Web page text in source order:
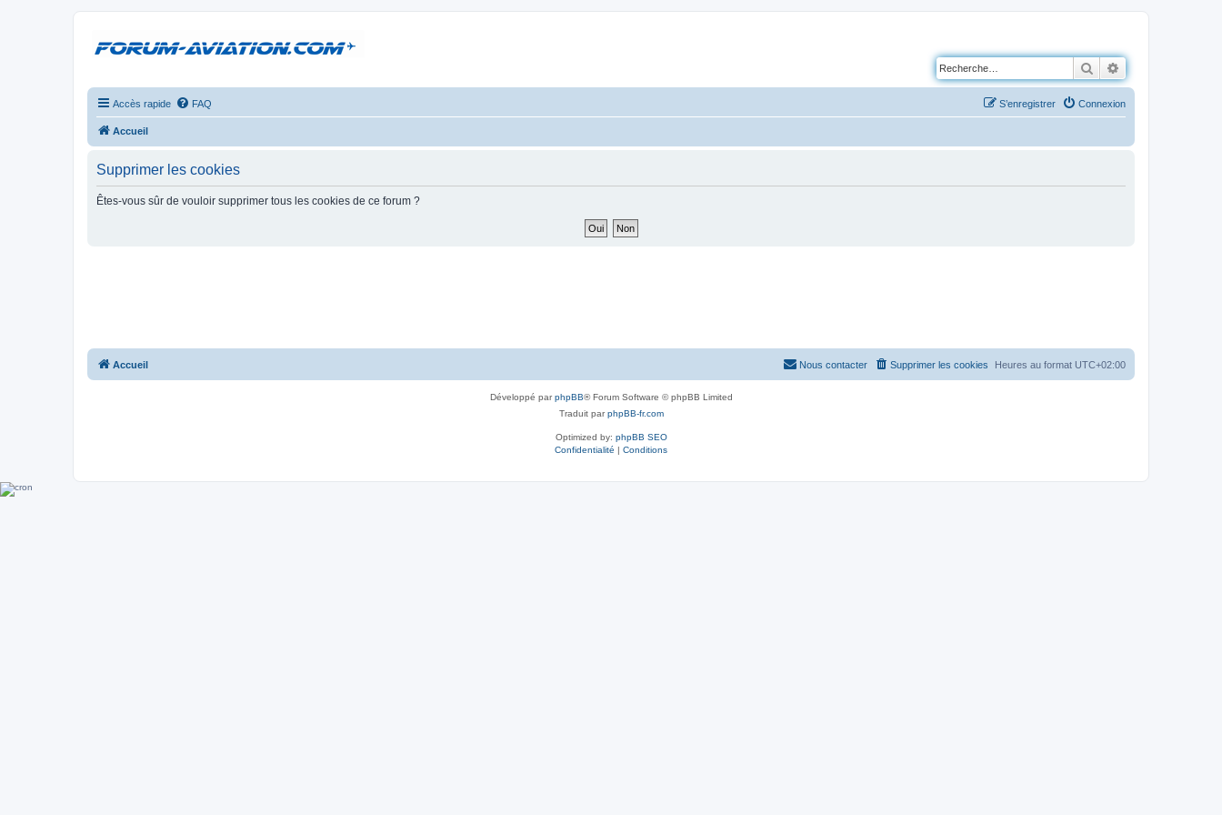
Rechercher
Accès rapide FAQ Connexion
S’enregistrer
Accueil
Supprimer les cookies
Êtes-vous sûr de vouloir supprimer tous les cookies de ce forum ?
Accueil Heures au format UTC+02:00
Supprimer les cookies
Nous contacter
Développé parphpBB® Forum Software © phpBB Limited
Traduit parphpBB-fr.com
Optimized by: phpBB SEO
Confidentialité | Conditions